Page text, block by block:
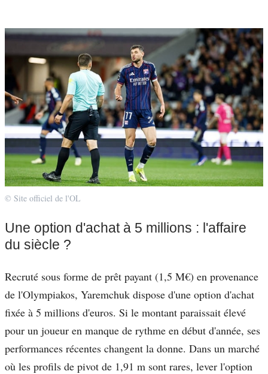
© Site officiel de l'OL
Une option d'achat à 5 millions : l'affaire
du siècle ?
Recruté sous forme de prêt payant (1,5 M€) en provenance
de l'Olympiakos, Yaremchuk dispose d'une option d'achat
fixée à 5 millions d'euros. Si le montant paraissait élevé
pour un joueur en manque de rythme en début d'année, ses
performances récentes changent la donne. Dans un marché
où les profils de pivot de 1,91 m sont rares, lever l'option